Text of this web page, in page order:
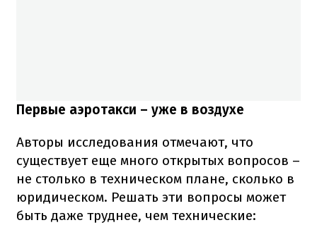
Первые аэротакси – уже в воздухе
Авторы исследования отмечают, что
существует еще много открытых вопросов –
не столько в техническом плане, сколько в
юридическом. Решать эти вопросы может
быть даже труднее, чем технические: